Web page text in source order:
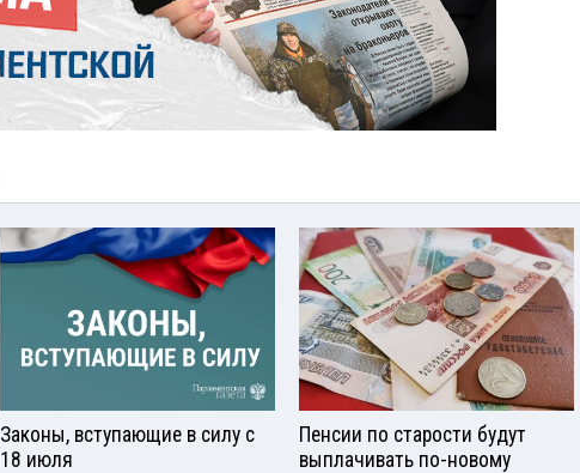
Законы, вступающие в силу с
18 июля
Пенсии по старости будут
выплачивать по-новому